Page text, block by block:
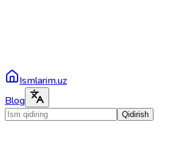
Ismlarim.uz
Blog
Qidirish